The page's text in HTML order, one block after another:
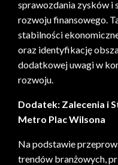
sprawozdania zysków i
rozwoju finansowego.
stabilności
oraz identyfikację
dodatkowej uwagi w
rozwoju.
Dodatek: Zalecenia i
Metro Plac Wilsona
Na podstawie
trendów branżowych,